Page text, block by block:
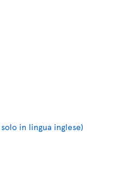
in lingua inglese)